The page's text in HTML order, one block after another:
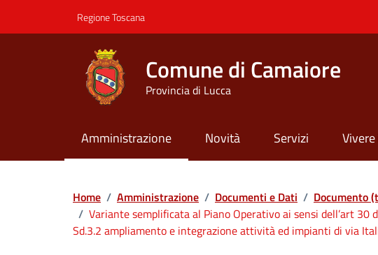
Regione Toscana
Comune di Camaiore
Provincia di Lucca
Amministrazione Novità Servizi
Home / Amministrazione / Documenti e Dati / Documento
/ Variante semplificata al Piano Operativo ai sensi dell’art
Sd.3.2 ampliamento e integrazione attività ed impianti di via